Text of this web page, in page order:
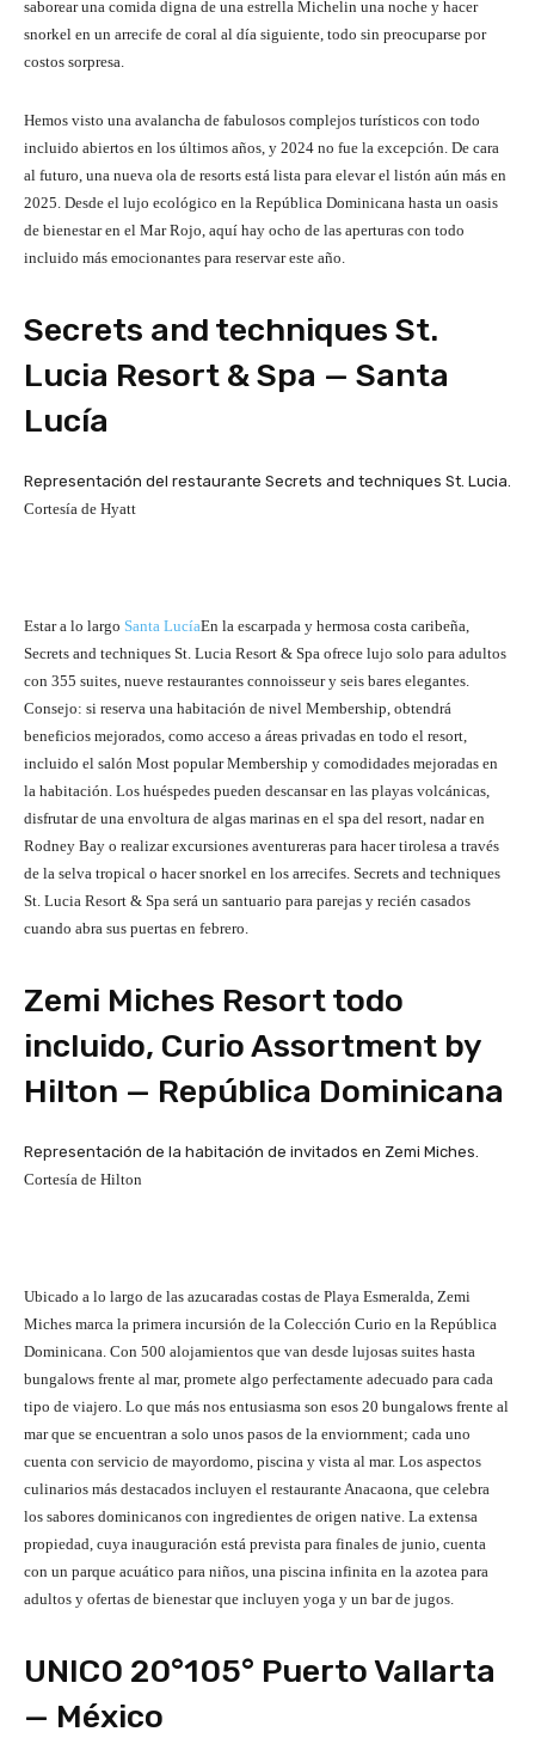
saborear una comida digna de una estrella Michelin una noche y hacer
snorkel en un arrecife de coral al día siguiente, todo sin preocuparse por
costos sorpresa.
Hemos visto una avalancha de fabulosos complejos turísticos con todo
incluido abiertos en los últimos años, y 2024 no fue la excepción. De cara
al futuro, una nueva ola de resorts está lista para elevar el listón aún más en
2025. Desde el lujo ecológico en la República Dominicana hasta un oasis
de bienestar en el Mar Rojo, aquí hay ocho de las aperturas con todo
incluido más emocionantes para reservar este año.
Secrets and techniques St.
Lucia Resort & Spa — Santa
Lucía
Representación del restaurante Secrets and techniques St. Lucia.
Cortesía de Hyatt
Estar a lo largo Santa LucíaEn la escarpada y hermosa costa caribeña,
Secrets and techniques St. Lucia Resort & Spa ofrece lujo solo para adultos
con 355 suites, nueve restaurantes connoisseur y seis bares elegantes.
Consejo: si reserva una habitación de nivel Membership, obtendrá
beneficios mejorados, como acceso a áreas privadas en todo el resort,
incluido el salón Most popular Membership y comodidades mejoradas en
la habitación. Los huéspedes pueden descansar en las playas volcánicas,
disfrutar de una envoltura de algas marinas en el spa del resort, nadar en
Rodney Bay o realizar excursiones aventureras para hacer tirolesa a través
de la selva tropical o hacer snorkel en los arrecifes. Secrets and techniques
St. Lucia Resort & Spa será un santuario para parejas y recién casados ​​
cuando abra sus puertas en febrero.
Zemi Miches Resort todo
incluido, Curio Assortment by
Hilton — República Dominicana
Representación de la habitación de invitados en Zemi Miches.
Cortesía de Hilton
Ubicado a lo largo de las azucaradas costas de Playa Esmeralda, Zemi
Miches marca la primera incursión de la Colección Curio en la República
Dominicana. Con 500 alojamientos que van desde lujosas suites hasta
bungalows frente al mar, promete algo perfectamente adecuado para cada
tipo de viajero. Lo que más nos entusiasma son esos 20 bungalows frente al
mar que se encuentran a solo unos pasos de la enviornment; cada uno
cuenta con servicio de mayordomo, piscina y vista al mar. Los aspectos
culinarios más destacados incluyen el restaurante Anacaona, que celebra
los sabores dominicanos con ingredientes de origen native. La extensa
propiedad, cuya inauguración está prevista para finales de junio, cuenta
con un parque acuático para niños, una piscina infinita en la azotea para
adultos y ofertas de bienestar que incluyen yoga y un bar de jugos.
UNICO 20°105° Puerto Vallarta
— México